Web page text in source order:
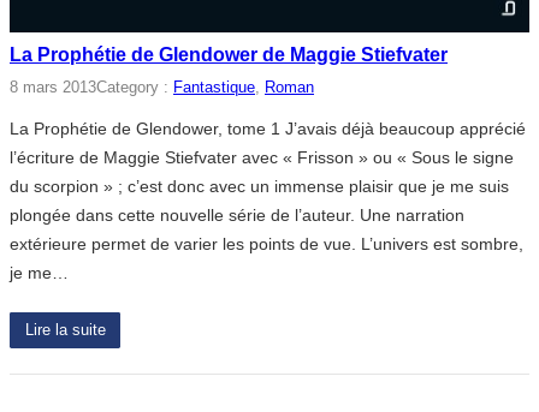
La Prophétie de Glendower de Maggie Stiefvater
8 mars 2013Category : Fantastique, Roman
La Prophétie de Glendower, tome 1 J’avais déjà beaucoup apprécié
l’écriture de Maggie Stiefvater avec « Frisson » ou « Sous le signe
du scorpion » ; c’est donc avec un immense plaisir que je me suis
plongée dans cette nouvelle série de l’auteur. Une narration
extérieure permet de varier les points de vue. L’univers est sombre,
je me…
Lire la suite